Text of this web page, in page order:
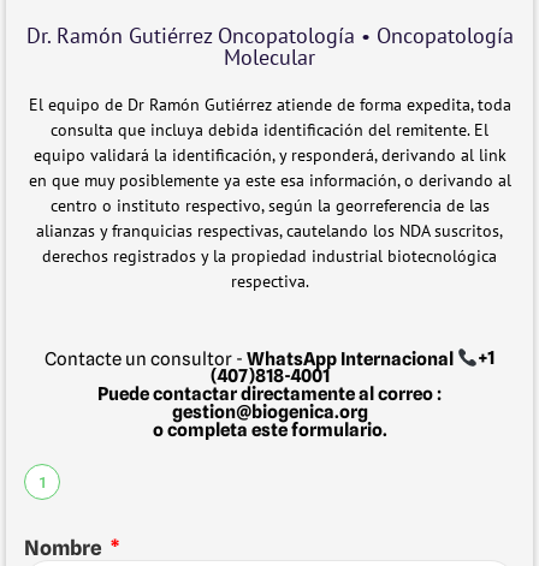
Dr. Ramón Gutiérrez Oncopatología • Oncopatología
Molecular
El equipo de Dr Ramón Gutiérrez atiende de forma expedita, toda
consulta que incluya debida identificación del remitente. El
equipo validará la identificación, y responderá, derivando al link
en que muy posiblemente ya este esa información, o derivando al
centro o instituto respectivo, según la georreferencia de las
alianzas y franquicias respectivas, cautelando los NDA suscritos,
derechos registrados y la propiedad industrial biotecnológica
respectiva.
Contacte un consultor - WhatsApp Internacional
+1
(407)818-4001
Puede contactar directamente al correo :
gestion@biogenica.org
o completa este formulario.
1
Nombre